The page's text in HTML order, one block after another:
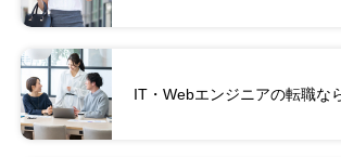
IT・Webエンジニアの転職な